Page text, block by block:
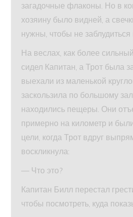
загадочные флаконы. Но в
хозяину было видней, а
нужны, чтобы не
На веслах, как более
сидел Капитан, а Трот была
выехали из маленькой
заскользила по большому
находились пещеры. Они
примерно на километр и
цели, когда Трот вдруг
воскликнула:
— Что это?
Капитан Билл перестал
чтобы посмотреть, куда